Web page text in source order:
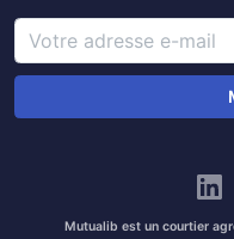
Mutualib est un courtier